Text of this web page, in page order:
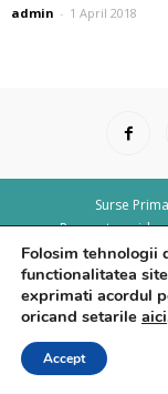
admin - 1 April 2018
Surse
Rapoarte
Folosim tehnologii
functionalitatea
exprimati acordul
oricand setarile aici
Accept